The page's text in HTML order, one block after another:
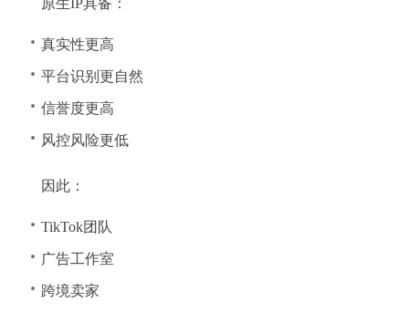
真实性更高
平台识别更自然
信誉度更高
风控风险更低
因此：
TikTok团队
广告工作室
跨境卖家